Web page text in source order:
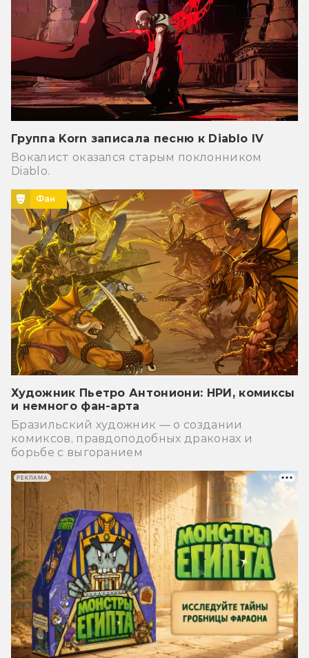
Группа Korn записала песню к Diablo IV
Вокалист оказался старым поклонником
Diablo.
Фан
Художник Пьетро Антониони: НРИ, комиксы
и немного фан-арта
Бразильский художник — о создании
комиксов, правдоподобных драконах и
борьбе с выгоранием
РЕКЛАМА